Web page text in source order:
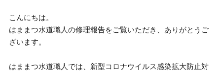
こんにちは。
はままつ水道職人の修理報告をご覧いただき、ありがとうご
ざいます。
はままつ水道職人では、新型コロナウイルス感染拡大防止対